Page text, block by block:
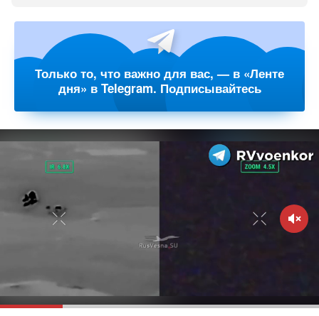
Только то, что важно для вас, — в «Ленте
дня» в Telegram. Подписывайтесь